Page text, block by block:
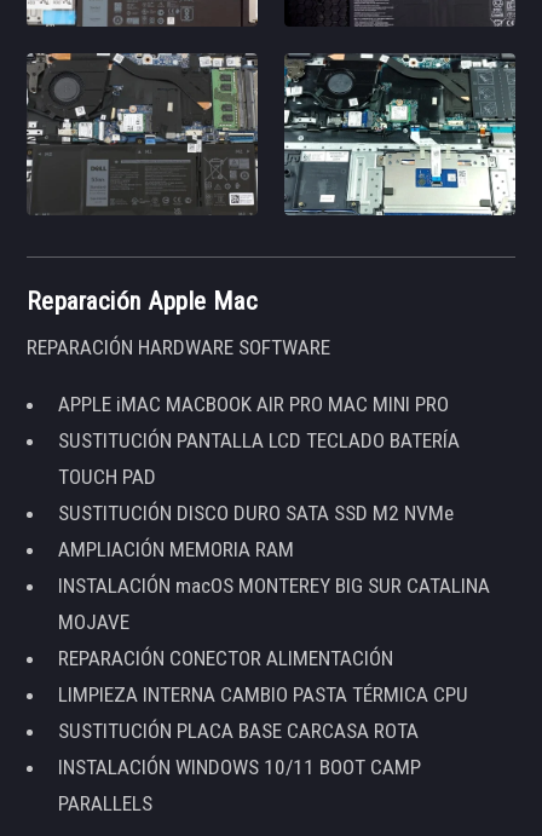
Reparación Apple Mac
REPARACIÓN HARDWARE SOFTWARE
APPLE iMAC MACBOOK AIR PRO MAC MINI PRO
SUSTITUCIÓN PANTALLA LCD TECLADO BATERÍA
TOUCH PAD
SUSTITUCIÓN DISCO DURO SATA SSD M2 NVMe
AMPLIACIÓN MEMORIA RAM
INSTALACIÓN macOS MONTEREY BIG SUR CATALINA
MOJAVE
REPARACIÓN CONECTOR ALIMENTACIÓN
LIMPIEZA INTERNA CAMBIO PASTA TÉRMICA CPU
SUSTITUCIÓN PLACA BASE CARCASA ROTA
INSTALACIÓN WINDOWS 10/11 BOOT CAMP
PARALLELS